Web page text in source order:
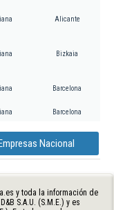
Alicante
Bizkaia
Barcelona
Barcelona
Nacional
y toda la información de
S.A.U. (S.M.E.) y es